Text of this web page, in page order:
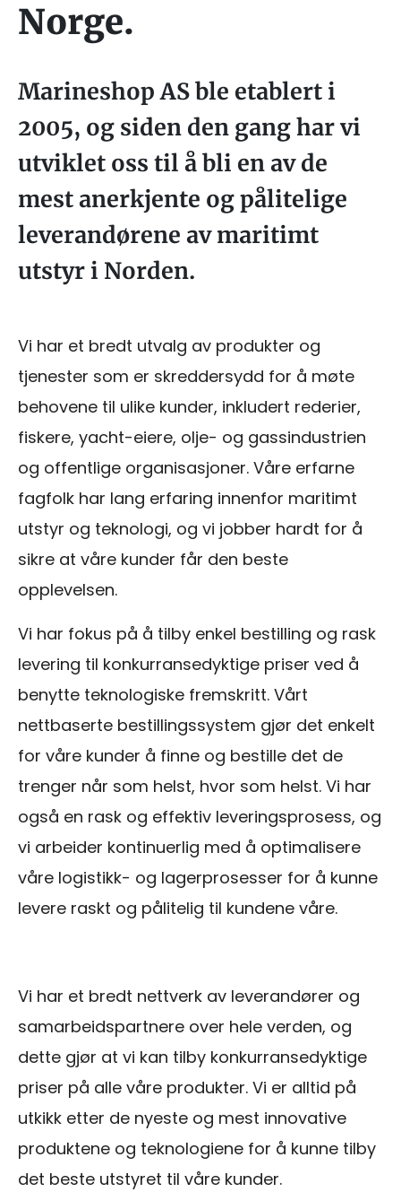
Norge.
Marineshop AS ble etablert i
2005, og siden den gang har vi
utviklet oss til å bli en av de
mest anerkjente og pålitelige
leverandørene av maritimt
utstyr i Norden.
Vi har et bredt utvalg av produkter og
tjenester som er skreddersydd for å møte
behovene til ulike kunder, inkludert rederier,
fiskere, yacht-eiere, olje- og gassindustrien
og offentlige organisasjoner. Våre erfarne
fagfolk har lang erfaring innenfor maritimt
utstyr og teknologi, og vi jobber hardt for å
sikre at våre kunder får den beste
opplevelsen.
Vi har fokus på å tilby enkel bestilling og rask
levering til konkurransedyktige priser ved å
benytte teknologiske fremskritt. Vårt
nettbaserte bestillingssystem gjør det enkelt
for våre kunder å finne og bestille det de
trenger når som helst, hvor som helst. Vi har
også en rask og effektiv leveringsprosess, og
vi arbeider kontinuerlig med å optimalisere
våre logistikk- og lagerprosesser for å kunne
levere raskt og pålitelig til kundene våre.
Vi har et bredt nettverk av leverandører og
samarbeidspartnere over hele verden, og
dette gjør at vi kan tilby konkurransedyktige
priser på alle våre produkter. Vi er alltid på
utkikk etter de nyeste og mest innovative
produktene og teknologiene for å kunne tilby
det beste utstyret til våre kunder.